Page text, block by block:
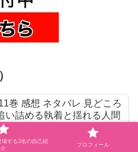
巻 感想 ネタバレ 見どころ
い詰める執着と揺れる人間
い
場する3名の自己紹
介
プロフィール